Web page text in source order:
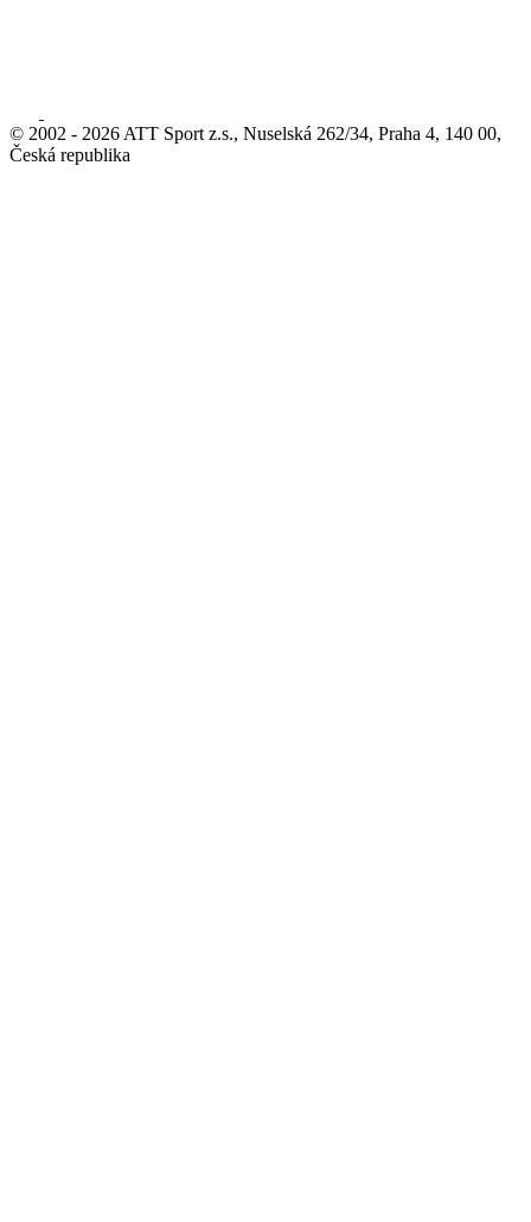
© 2002 - 2026 ATT Sport z.s., Nuselská 262/34, Praha 4, 140 00,
Česká republika